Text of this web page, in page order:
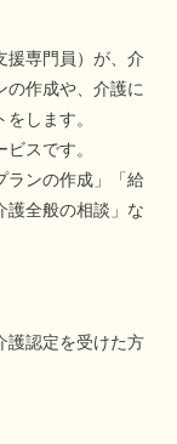
援専門員）が、介
の作成や、介護に
します。
スです。
ランの作成」「給
護全般の相談」な
護認定を受けた方